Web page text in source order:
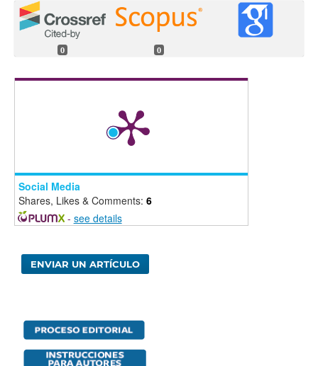
0 0
Social Media
Shares, Likes & Comments: 6
- see details
ENVIAR UN ARTÍCULO